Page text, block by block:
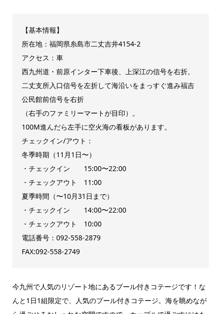
【基本情報】
所在地：福岡県糸島市二丈吉井4154-2
アクセス：車
西九州道・前原インター下車後、上深江の信号を右折。
二丈支所入口信号を左折して海沿いをまっすぐ進み福吉
公民館前信号を右折
（右手のファミリーマートが目印）。
100M進んだら左手に空火海の看板があります。
チェックイン/アウト：
冬季時期（11月1日〜）
・チェックイン 15:00〜22:00
・チェックアウト 11:00
夏季時間（〜10月31日まで）
・チェックイン 14:00〜22:00
・チェックアウト 10:00
電話番号：092-558-2879
FAX:092-558-2749
今九州で人気のリゾート地にあるプール付きコテージです！な
んと1日1組限定で、人気のプール付きコテージ。海を眺めなが